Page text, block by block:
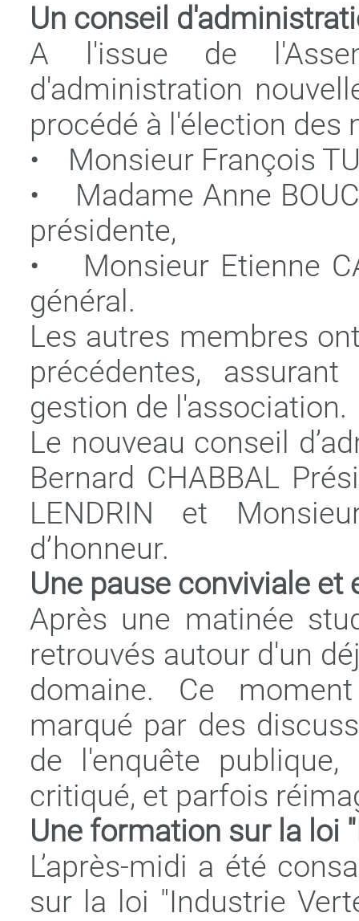
Un conseil
A l'issue de
d'administration
procédé à l'élection des
• Monsieur François
• Madame Anne
présidente,
• Monsieur Etienne
général.
Les autres membres
précédentes,
gestion de l'association.
Le nouveau conseil
Bernard CHABBAL
LENDRIN et
d’honneur.
Une pause conviviale et
Après une matinée
retrouvés autour d'un
domaine. Ce
marqué par des
de l'enquête
critiqué, et parfois
Une formation sur la loi
L’après-midi a été
sur la loi "Industrie